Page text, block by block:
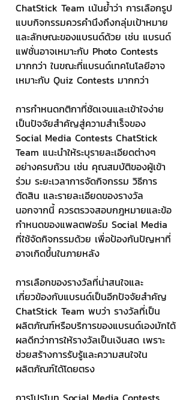
ChatStick Team เน้นย้ำว่า การเลือกรูป
แบบกิจกรรมควรคำนึงถึงกลุ่มเป้าหมาย
และลักษณะของแบรนด์ด้วย เช่น แบรนด์
แฟชั่นอาจเหมาะกับ Photo Contests
มากกว่า ในขณะที่แบรนด์เทคโนโลยีอาจ
เหมาะกับ Quiz Contests มากกว่า
การกำหนดกติกาที่ชัดเจนและเข้าใจง่าย
เป็นปัจจัยสำคัญสู่ความสำเร็จของ
Social Media Contests ChatStick
Team แนะนำให้ระบุรายละเอียดต่างๆ
อย่างครบถ้วน เช่น คุณสมบัติของผู้เข้า
ร่วม ระยะเวลาการจัดกิจกรรม วิธีการ
ตัดสิน และรายละเอียดของรางวัล
นอกจากนี้ ควรตรวจสอบกฎหมายและข้อ
กำหนดของแพลตฟอร์ม Social Media
ที่ใช้จัดกิจกรรมด้วย เพื่อป้องกันปัญหาที่
อาจเกิดขึ้นในภายหลัง
การเลือกของรางวัลที่น่าสนใจและ
เกี่ยวข้องกับแบรนด์เป็นอีกปัจจัยสำคัญ
ChatStick Team พบว่า รางวัลที่เป็น
ผลิตภัณฑ์หรือบริการของแบรนด์เองมักได้
ผลดีกว่าการให้รางวัลเป็นเงินสด เพราะ
ช่วยสร้างการรับรู้และความสนใจใน
ผลิตภัณฑ์ได้โดยตรง